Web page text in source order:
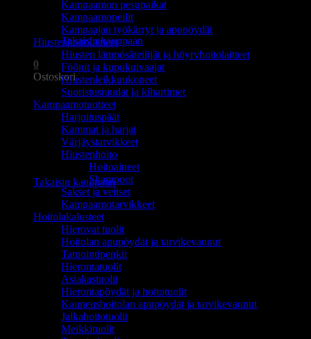
Ostoskori on tyhjä.
Takaisin kauppaan
0
Ostoskori
Ostoskori on tyhjä.
Takaisin kauppaan
Kampaamon pesupaikat
Kampaamopeilit
Kampaajan työkärryt ja apupöydät
Hiustenhoitolaitteet
Hiusten lämpösäteilijät ja höyryhoitolaitteet
Föönit ja kupukuivaajat
Hiustenleikkuukoneet
Suoristusraudat ja kihartimet
Kampaamotuotteet
Harjoituspäät
Kammat ja harjat
Värjäystarvikkeet
Hiustenhoito
Hoitoaineet
Shampoot
Sakset ja veitset
Kampaamotarvikkeet
Hoitolakalusteet
Hierovat tuolit
Hoitolan apupöydät ja tarvikevaunut
Tatuointipenkit
Hierontatuolit
Asiakastuolit
Hierontapöydät ja hoitotuolit
Kauneushoitolan apupöydät ja tarvikevaunut
Jalkahoitotuolit
Meikkituolit